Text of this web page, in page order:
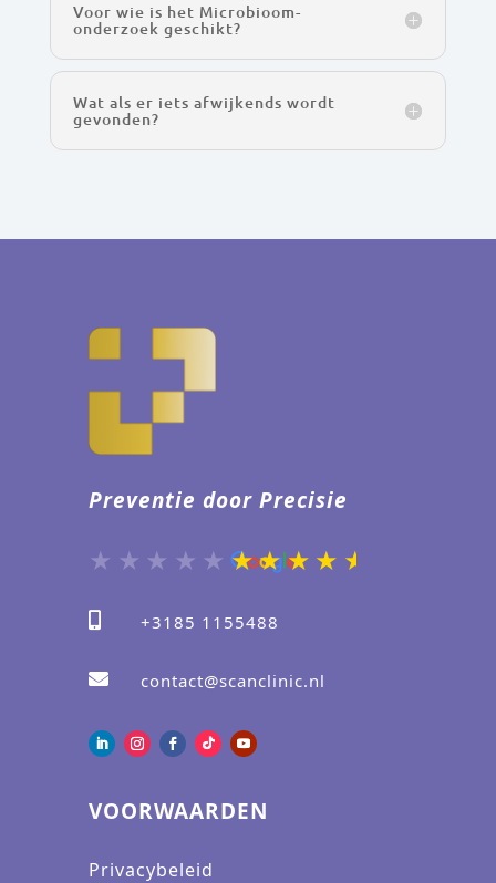
Voor wie is het Microbioom-
onderzoek geschikt?
Wat als er iets afwijkends wordt
gevonden?
Preventie door Precisie
+3185 1155488
 contact@scanclinic.nl
VOORWAARDEN
Privacybeleid